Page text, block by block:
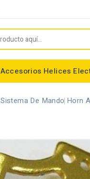
Accesorios Helices
Sistema De Mando Horn